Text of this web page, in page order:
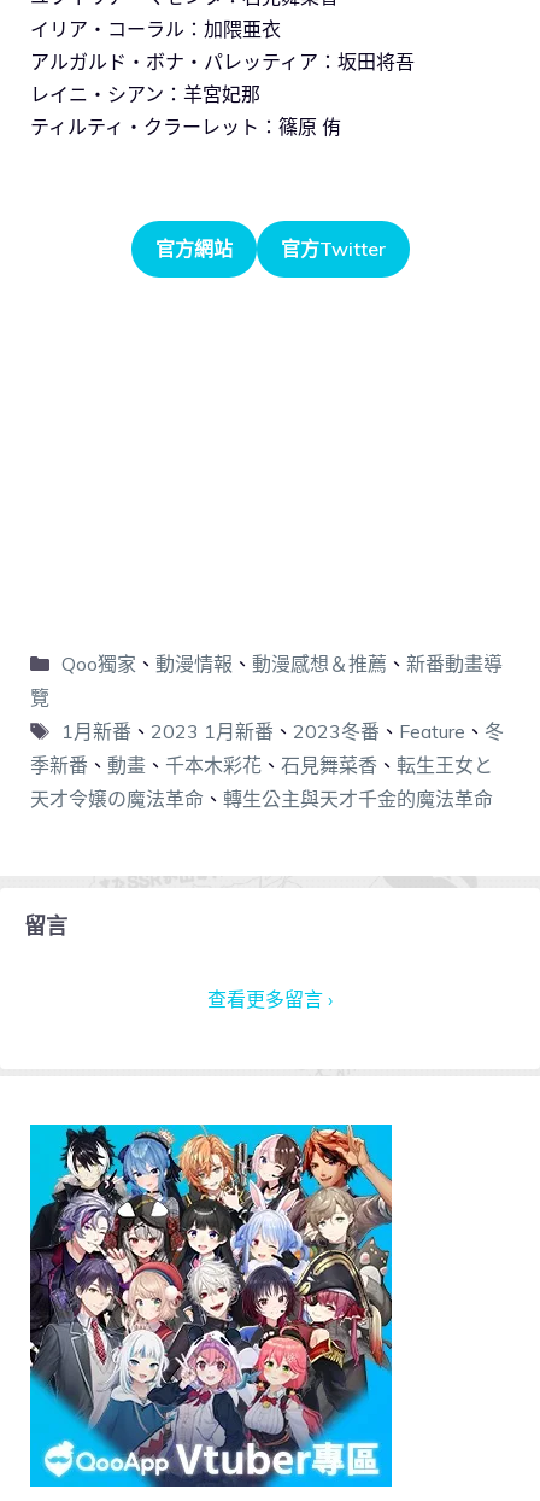
イリア・コーラル：加隈亜衣
アルガルド・ボナ・パレッティア：坂田将吾
レイニ・シアン：羊宮妃那
ティルティ・クラーレット：篠原 侑
官方網站 官方Twitter
Qoo獨家 、 動漫情報 、 動漫感想＆推薦 、 新番動畫導
覽
1月新番 、 2023 1月新番 、 2023冬番 、 Feature 、 冬
季新番 、 動畫 、 千本木彩花 、 石見舞菜香 、 転生王女と
天才令嬢の魔法革命 、 轉生公主與天才千金的魔法革命
留言
查看更多留言 ›